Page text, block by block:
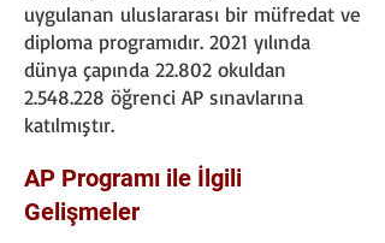
uygulanan uluslararası bir müfredat ve
diploma programıdır. 2021 yılında
dünya çapında 22.802 okuldan
2.548.228 öğrenci AP sınavlarına
katılmıştır.
AP Programı ile İlgili
Gelişmeler